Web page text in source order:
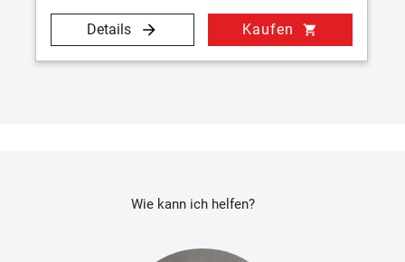
Details Kaufen shopping_cart
Wie kann ich helfen?